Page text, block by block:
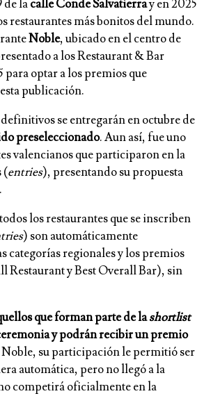
de lacalle Conde Salvatierray en 2025
restaurantes más bonitos del mundo.
Noble, ubicado en el centro de
a los Restaurant & Bar
optar a los premios que
publicación.
se entregarán en octubre de
preseleccionado. Aun así, fue uno
valencianos que participaron en la
(entries), presentando su propuesta
los restaurantes que se inscriben
) son automáticamente
categorías regionales y los premios
Restaurant y Best Overall Bar), sin
que forman parte de lashortlist
y podrán recibir un premio
Noble, su participación le permitió ser
automática, pero no llegó a la
competirá oficialmente en la